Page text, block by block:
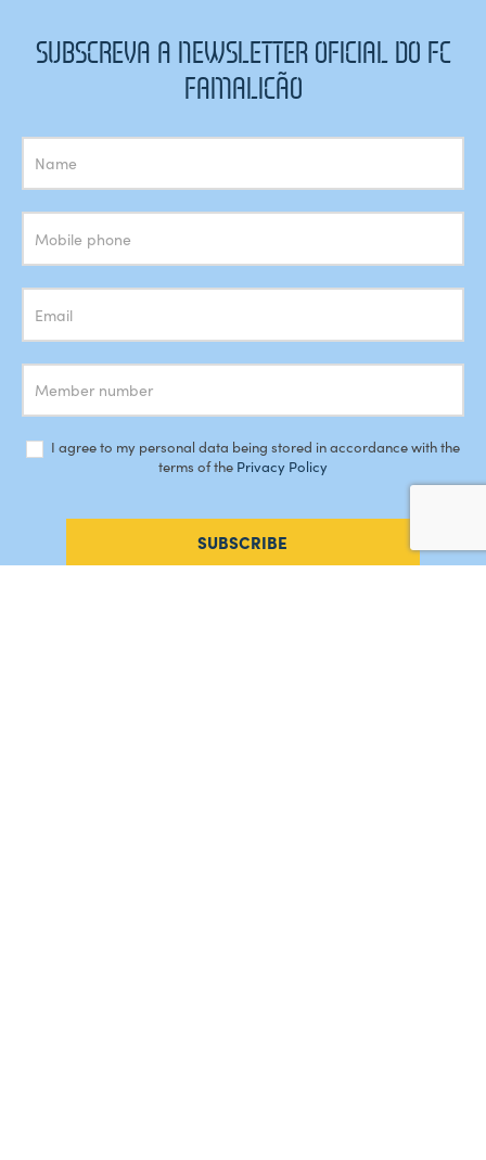
SUBSCREVA A NEWSLETTER OFICIAL DO FC
FAMALICÃO
Subscrição
Newsletter
I agree to my personal data being stored in accordance with the
terms of the Privacy Policy
SUBSCRIBE